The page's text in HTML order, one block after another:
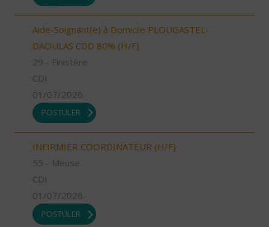
Aide-Soignant(e) à Domicile PLOUGASTEL-
DAOULAS CDD 80% (H/F)
29 - Finistère
CDI
01/07/2026
POSTULER
INFIRMIER COORDINATEUR (H/F)
55 - Meuse
CDI
01/07/2026
POSTULER